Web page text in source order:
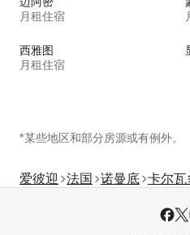
月租住宿
西雅图
月租住宿
*某些地区和部分房源或有例外。
爱彼迎 法国 诺曼底 卡尔瓦